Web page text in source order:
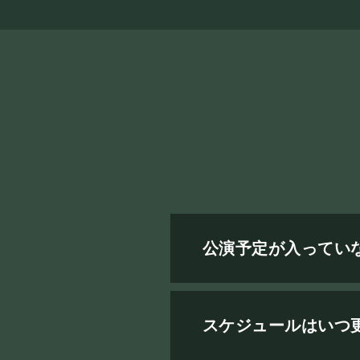
公演予定が入ってい
スケジュールはいつ